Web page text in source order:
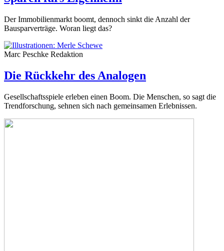
Der Immobilienmarkt boomt, dennoch sinkt die Anzahl der
Bausparverträge. Woran liegt das?
Marc Peschke Redaktion
Die Rückkehr des Analogen
Gesellschaftsspiele erleben einen Boom. Die Menschen, so sagt die
Trendforschung, sehnen sich nach gemeinsamen Erlebnissen.